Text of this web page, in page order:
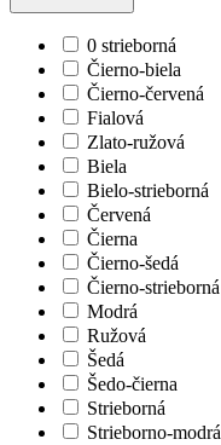
0 strieborná
Čierno-biela
Čierno-červená
Fialová
Zlato-ružová
Biela
Bielo-strieborná
Červená
Čierna
Čierno-šedá
Čierno-strieborná
Modrá
Ružová
Šedá
Šedo-čierna
Strieborná
Strieborno-modrá